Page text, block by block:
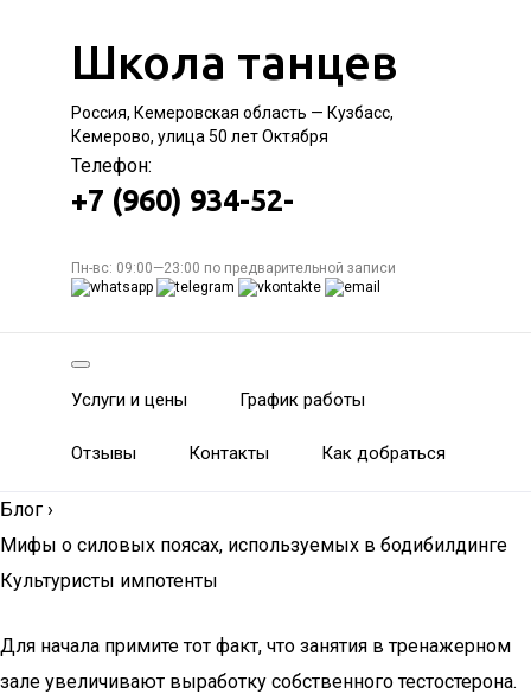
Школа танцев
Россия, Кемеровская область — Кузбасс,
Кемерово, улица 50 лет Октября
Телефон:
+7 (960) 934-52-
Пн-вс: 09:00—23:00 по предварительной записи
Услуги и цены График работы
Отзывы Контакты Как добраться
Блог ›
Мифы о силовых поясах, используемых в бодибилдинге
Культуристы импотенты
Для начала примите тот факт, что занятия в тренажерном
зале увеличивают выработку собственного тестостерона.